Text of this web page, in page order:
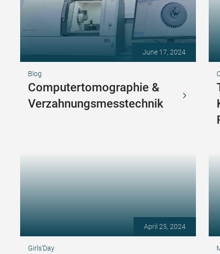
June 17, 2024
Blog
Computertomographie &
Verzahnungsmesstechnik
April 25, 2024
Girls'Day